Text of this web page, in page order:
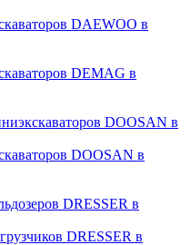
DAEWOO в
DEMAG в
DOOSAN в
DOOSAN в
DRESSER в
DRESSER в